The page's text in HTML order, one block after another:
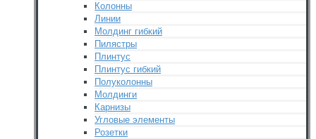
Колонны
Линии
Молдинг гибкий
Пилястры
Плинтус
Плинтус гибкий
Полуколонны
Молдинги
Карнизы
Угловые элементы
Розетки